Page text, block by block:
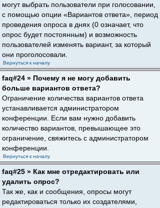
могут выбрать пользователи при голосовании,
с помощью опции «Вариантов ответа», период
проведения опроса в днях (0 означает, что
опрос будет постоянным) и возможность
пользователей изменять вариант, за который
они проголосовали.
Вернуться к началу
faq#24 » Почему я не могу добавить
больше вариантов ответа?
Ограничение количества вариантов ответа
устанавливается администратором
конференции. Если вам нужно добавить
количество вариантов, превышающее это
ограничение, свяжитесь с администратором
конференции.
Вернуться к началу
faq#25 » Как мне отредактировать или
удалить опрос?
Так же, как и сообщения, опросы могут
редактироваться только их создателями,